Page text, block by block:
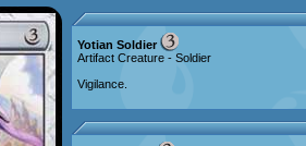
Yotian Soldier
Artifact Creature - Soldier
Vigilance.